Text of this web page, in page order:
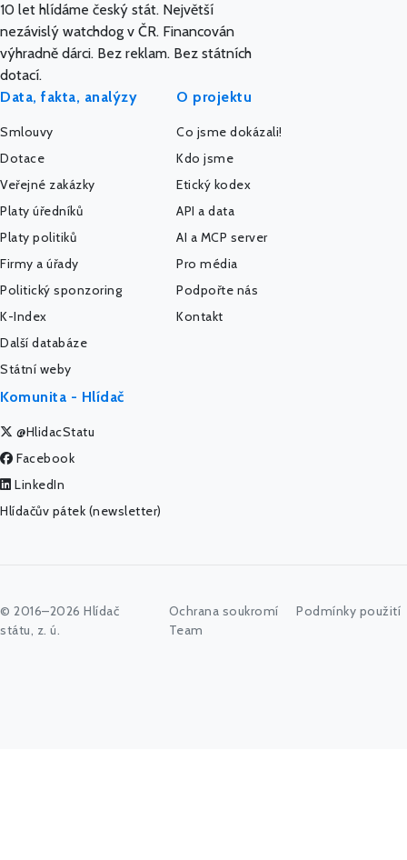
10 let hlídáme český stát. Největší
nezávislý watchdog v ČR. Financován
výhradně dárci. Bez reklam. Bez státních
dotací.
Data, fakta, analýzy
Smlouvy
Dotace
Veřejné zakázky
Platy úředníků
Platy politiků
Firmy a úřady
Politický sponzoring
K-Index
Další databáze
Státní weby
O projektu
Co jsme dokázali!
Kdo jsme
Etický kodex
API a data
AI a MCP server
Pro média
Podpořte nás
Kontakt
Komunita - Hlídač
@HlidacStatu
Facebook
LinkedIn
Hlídačův pátek (newsletter)
© 2016–2026 Hlídač
státu, z. ú.
Ochrana soukromí
Podmínky použití
Team